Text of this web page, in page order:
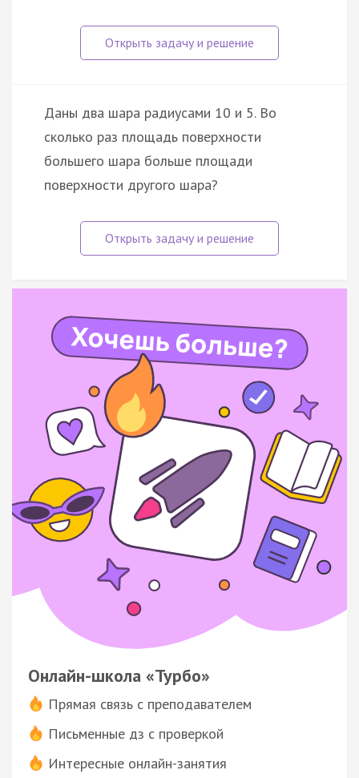
Даны два шара радиусами 10 и 5. Во
сколько раз площадь поверхности
большего шара больше площади
поверхности другого шара?
Онлайн-школа «Турбо»
Прямая связь с преподавателем
Письменные дз с проверкой
Интересные онлайн-занятия